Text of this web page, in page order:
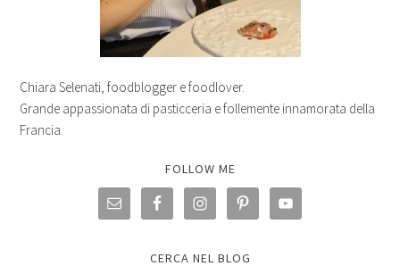
Chiara Selenati, foodblogger e foodlover.
Grande appassionata di pasticceria e follemente innamorata della
Francia.
FOLLOW ME
CERCA NEL BLOG